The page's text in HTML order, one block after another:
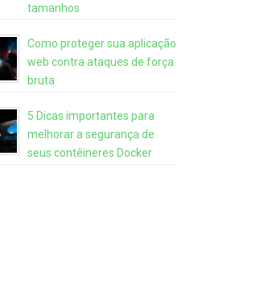
tamanhos
Como proteger sua aplicação
web contra ataques de força
bruta
5 Dicas importantes para
melhorar a segurança de
seus contêineres Docker